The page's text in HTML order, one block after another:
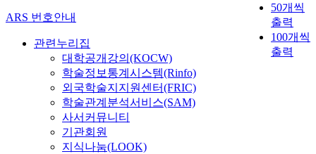
50개씩
출력
100개씩
출력
ARS 번호안내
관련누리집
대학공개강의(KOCW)
학술정보통계시스템(Rinfo)
외국학술지지원센터(FRIC)
학술관계분석서비스(SAM)
사서커뮤니티
기관회원
지식나눔(LOOK)